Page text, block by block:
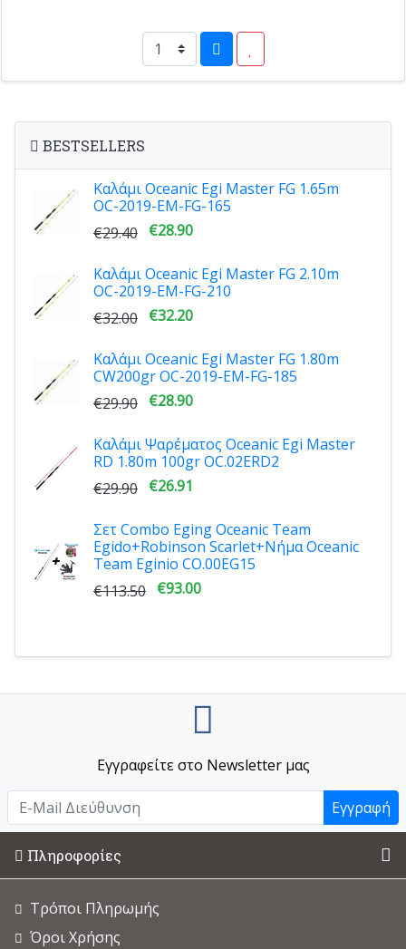
BESTSELLERS
Καλάμι Oceanic Egi Master FG 1.65m
OC-2019-EM-FG-165
€29.40 €28.90
Καλάμι Oceanic Egi Master FG 2.10m
OC-2019-EM-FG-210
€32.00 €32.20
Καλάμι Oceanic Egi Master FG 1.80m
CW200gr OC-2019-EM-FG-185
€29.90 €28.90
Καλάμι Ψαρέματος Oceanic Egi Master
RD 1.80m 100gr OC.02ERD2
€29.90 €26.91
Σετ Combo Eging Oceanic Team
Egido+Robinson Scarlet+Nήμα Oceanic
Team Eginio CO.00EG15
€113.50 €93.00
Εγγραφείτε στο Newsletter μας
Εγγραφή
Πληροφορίες
Τρόποι Πληρωμής
Όροι Χρήσης